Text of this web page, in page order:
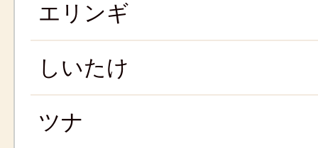
エリンギ
しいたけ
ツナ